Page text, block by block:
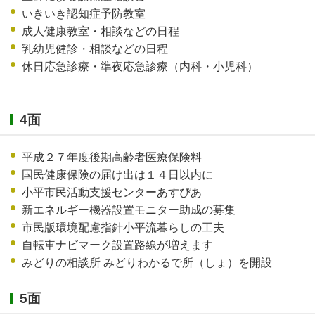
いきいき認知症予防教室
成人健康教室・相談などの日程
乳幼児健診・相談などの日程
休日応急診療・準夜応急診療（内科・小児科）
4面
平成２７年度後期高齢者医療保険料
国民健康保険の届け出は１４日以内に
小平市民活動支援センターあすぴあ
新エネルギー機器設置モニター助成の募集
市民版環境配慮指針小平流暮らしの工夫
自転車ナビマーク設置路線が増えます
みどりの相談所 みどりわかるで所（しょ）を開設
5面